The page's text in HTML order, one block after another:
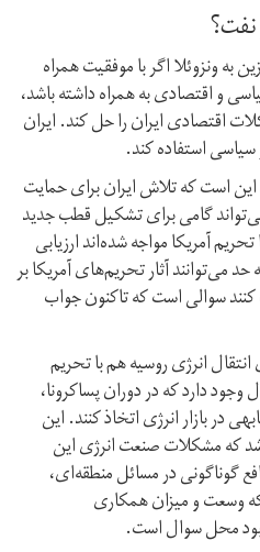
به ونزوئلا اگر با موفقیت همراه
و اقتصادی به همراه داشته باشد،
اقتصادی ایران را حل کند. ایران
سیاسی استفاده کند.
این است که تلاش ایران برای حمایت
گامی برای تشکیل قطب جدید
آمریکا مواجه شده‌اند ارزیابی
می‌توانند آثار تحریم‌های آمریکا بر
سوالی است که تاکنون جواب
انرژی روسیه هم با تحریم
دارد که در دوران پسا‌کرونا،
در بازار انرژی اتخاذ کنند. این
که مشکلات صنعت انرژی این
گوناگونی در مسائل منطقه‌ای،
وسعت و میزان همکاری
محل سوال است.